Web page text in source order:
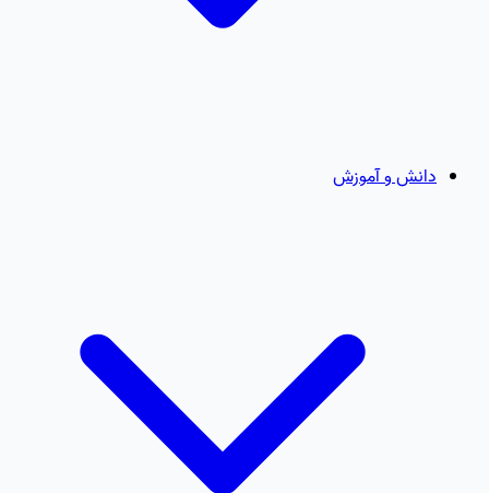
دانش و آموزش